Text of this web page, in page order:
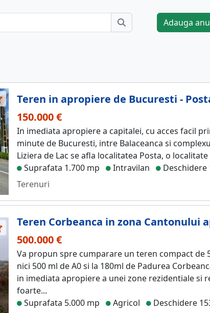
Adauga
Teren in apropiere de Bucuresti -
150.000 €
In imediata apropiere a capitalei, cu acces facil
minute de Bucuresti, intre Balaceanca si
Liziera de Lac se afla localitatea Posta, o localitate
Suprafata 1.700 mp
Intravilan
Deschidere
Terenuri
Teren Corbeanca in zona Cantonului
500.000 €
Va propun spre cumparare un teren compact de
nici 500 ml de A0 si la 180ml de Padurea
in imediata apropiere a unei zone rezidentiale si
foarte...
Suprafata 5.000 mp
Agricol
Deschidere